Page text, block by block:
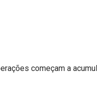
começam a